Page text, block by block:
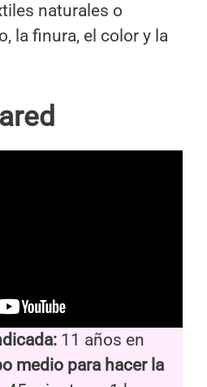
naturales o
la finura, el color y la
11 años en
medio para hacer la